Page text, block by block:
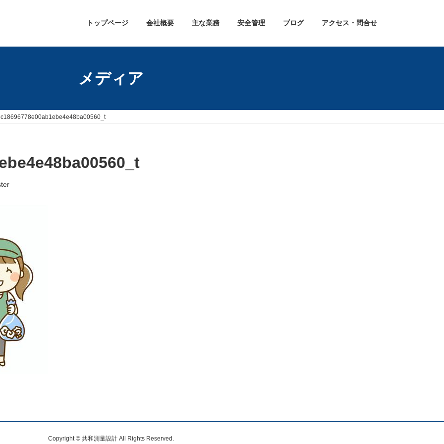
トップページ 会社概要 主な業務 安全管理 ブログ アクセス・問合せ
メディア
Copyright © 共和測量設計 All Rights Reserved.